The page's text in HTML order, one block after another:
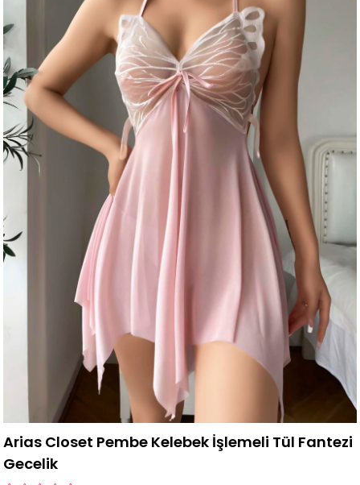
Arias Closet Pembe Kelebek İşlemeli Tül Fantezi
Gecelik